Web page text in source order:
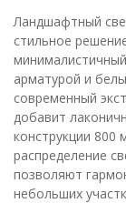
Ландшафтный
стильное
арматурой и
современный
добавит
конструкции 800
распределение
позволяют
небольших